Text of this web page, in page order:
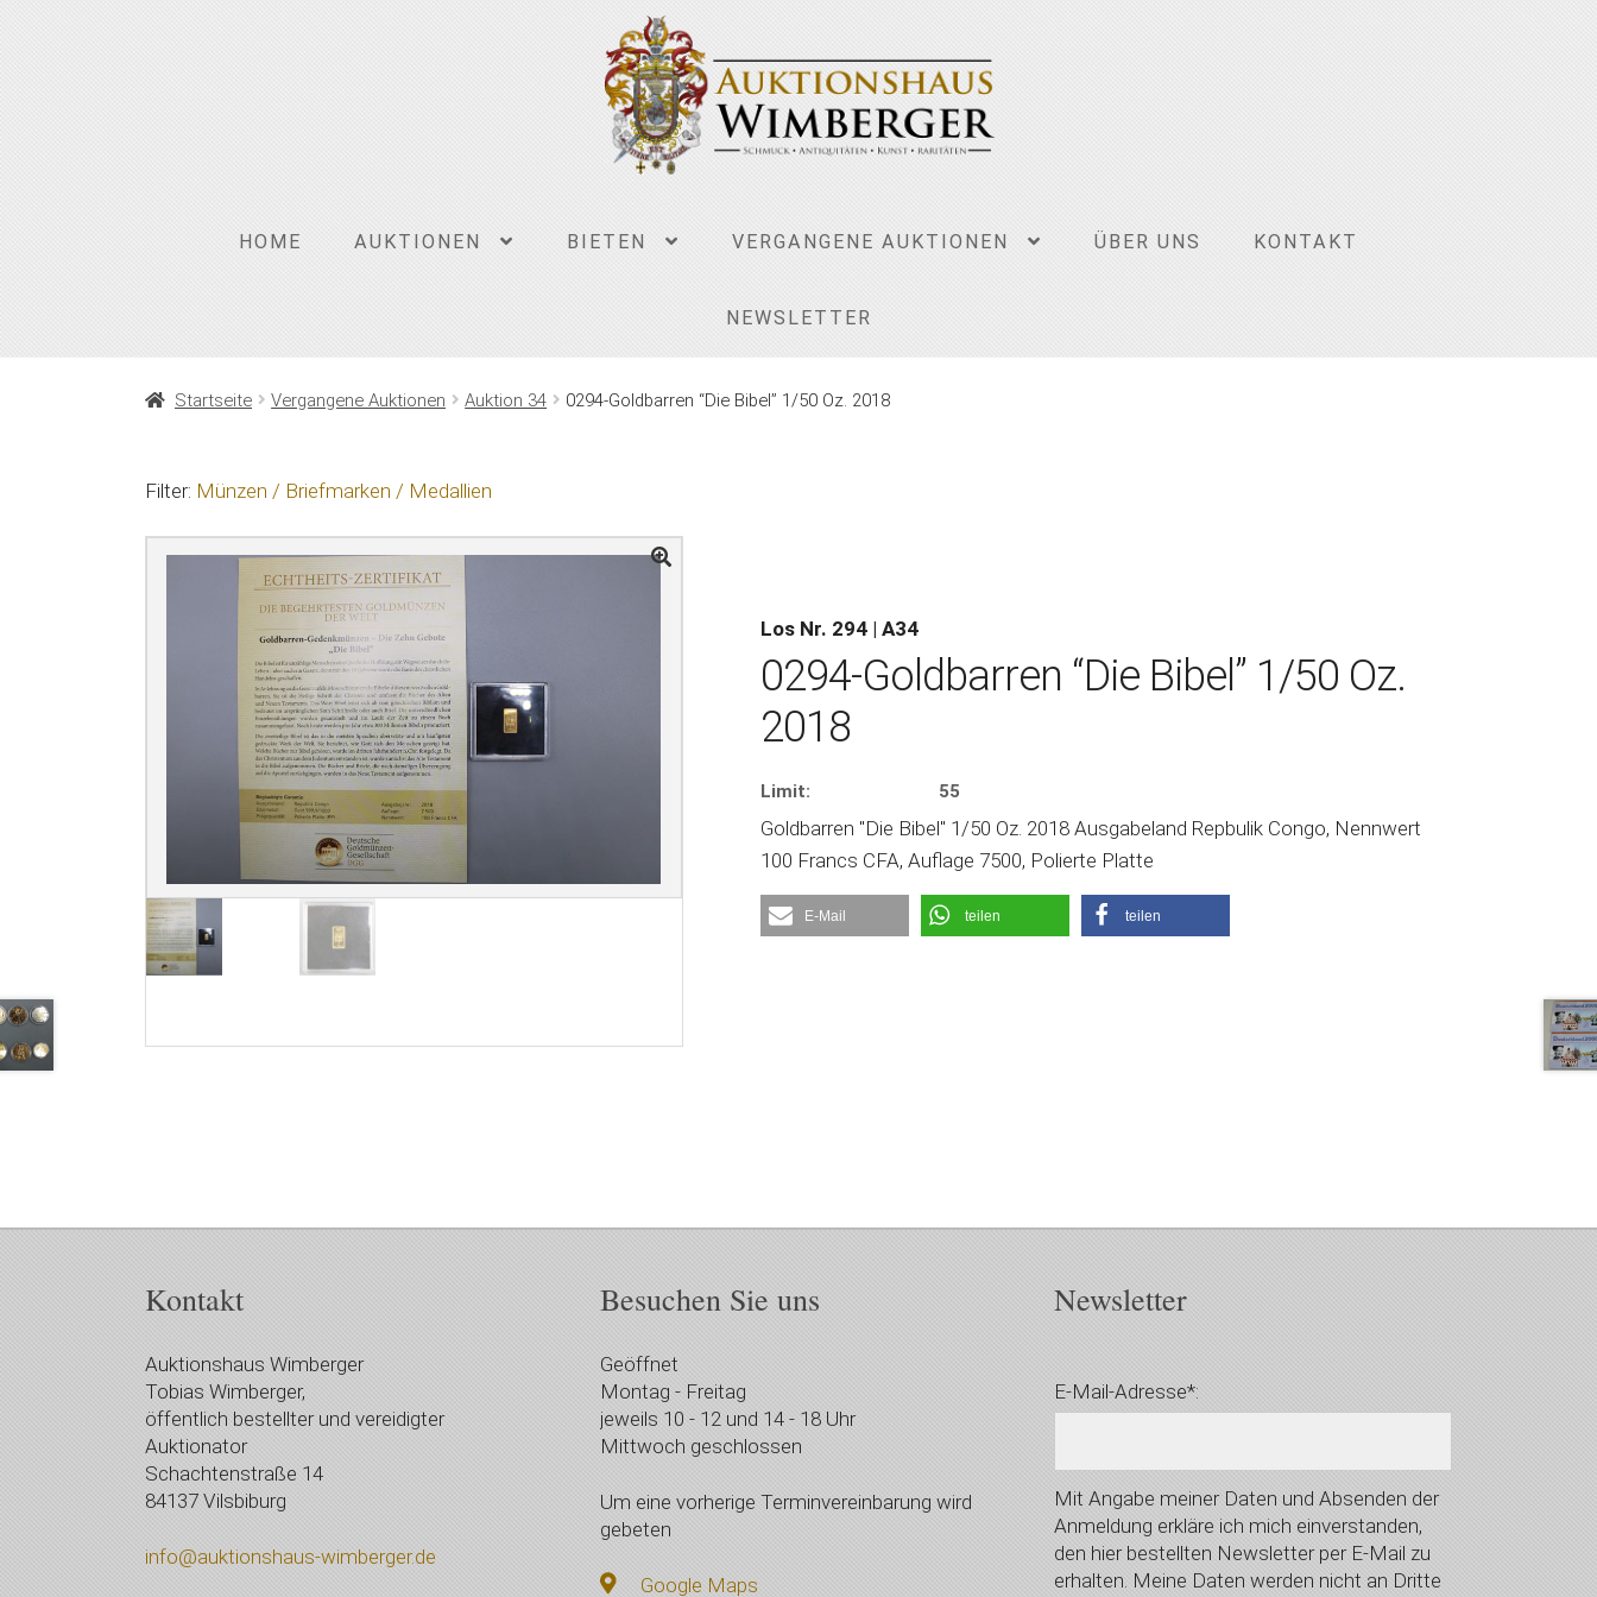
HOME AUKTIONEN BIETEN VERGANGENE AUKTIONEN ÜBER UNS KONTAKT
NEWSLETTER
Startseite Vergangene Auktionen Auktion 34 0294-Goldbarren “Die Bibel” 1/50 Oz. 2018
Filter: Münzen / Briefmarken / Medallien
Los Nr. 294 | A34
0294-Goldbarren “Die Bibel” 1/50 Oz.
2018
Limit: 55
Goldbarren "Die Bibel" 1/50 Oz. 2018 Ausgabeland Repbulik Congo, Nennwert
100 Francs CFA, Auflage 7500, Polierte Platte
E-Mail teilen teilen
Kontakt
Auktionshaus Wimberger
Tobias Wimberger,
öffentlich bestellter und vereidigter
Auktionator
Schachtenstraße 14
84137 Vilsbiburg
info@auktionshaus-wimberger.de
Besuchen Sie uns
Geöffnet
Montag - Freitag
jeweils 10 - 12 und 14 - 18 Uhr
Mittwoch geschlossen
Um eine vorherige Terminvereinbarung wird
gebeten
Google Maps
Newsletter
E-Mail-Adresse*:
Mit Angabe meiner Daten und Absenden der
Anmeldung erkläre ich mich einverstanden,
den hier bestellten Newsletter per E-Mail zu
erhalten. Meine Daten werden nicht an Dritte